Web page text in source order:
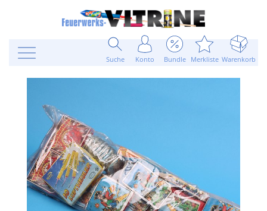
Suche Konto Bundle Merkliste Warenkorb